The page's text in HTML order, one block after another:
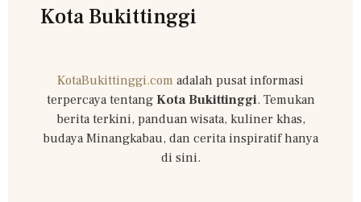
Kota Bukittinggi
KotaBukittinggi.com adalah pusat informasi
terpercaya tentang Kota Bukittinggi. Temukan
berita terkini, panduan wisata, kuliner khas,
budaya Minangkabau, dan cerita inspiratif hanya
di sini.